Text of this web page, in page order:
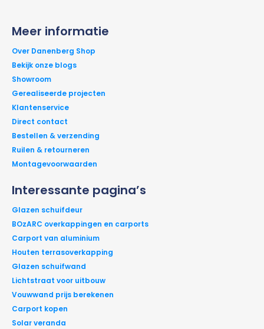
Interessante pagina’s
Glazen schuifdeur
BOzARC overkappingen en carports
Carport van aluminium
Houten terrasoverkapping
Glazen schuifwand
Lichtstraat voor uitbouw
Vouwwand prijs berekenen
Carport kopen
Solar veranda
Meer informatie
Over Danenberg Shop
Bekijk onze blogs
Showroom
Gerealiseerde projecten
Klantenservice
Direct contact
Bestellen & verzending
Ruilen & retourneren
Montagevoorwaarden